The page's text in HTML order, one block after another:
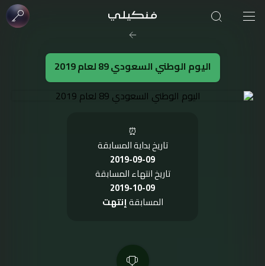
اليوم الوطني السعودي 89 لعام 2019
⏰
تاريخ بداية المسابقة
2019-09-09
تاريخ انتهاء المسابقة
2019-10-09
المسابقةإنتهت
رخصة المشاع الإبداعي
نَسب المُصنَّف - غير تجاري - منع الاشتقاق